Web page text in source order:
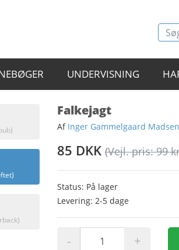
UNDERVISNING
Falkejagt
Af Inger Gammelgaard Madsen
85 DKK (Vejl. pris: 99
Status: På lager
Levering: 2-5 dage
- +